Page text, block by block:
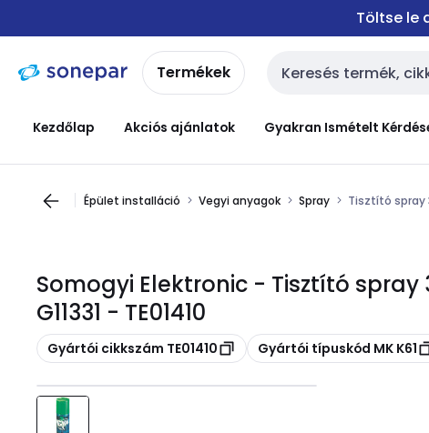
navigációhoztartalomra
Töltse le
Termékek Keresési bemenet
Kezdőlap Akciós ajánlatok Gyakran Ismételt
Épület installáció Vegyi anyagok Spray Tisztító spray
Somogyi Elektronic - Tisztító
G11331 - TE01410
Másolás
Gyártói cikkszám TE01410 Másolás
Gyártói típuskód MK K61